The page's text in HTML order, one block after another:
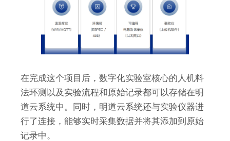
在完成这个项目后，数字化实验室核心的人机料
法环测以及实验流程和原始记录都可以存储在明
道云系统中。同时，明道云系统还与实验仪器进
行了连接，能够实时采集数据并将其添加到原始
记录中。